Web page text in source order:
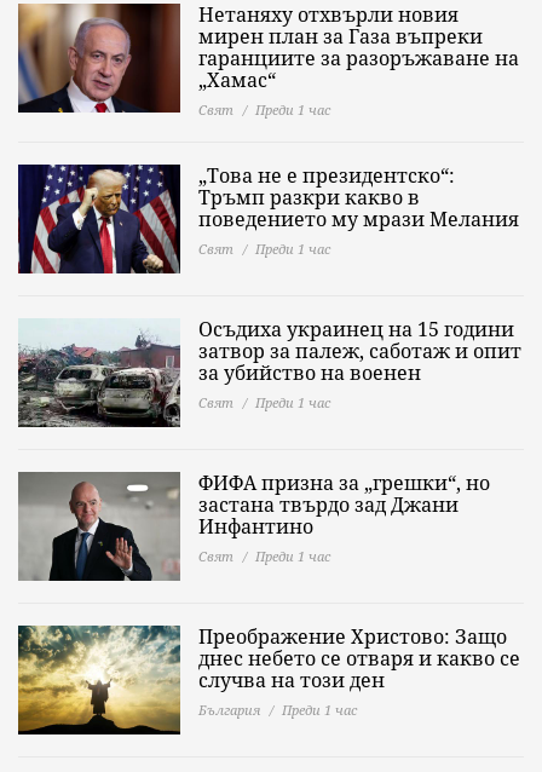
Нетаняху отхвърли новия
мирен план за Газа въпреки
гаранциите за разоръжаване на
„Хамас“
Свят Преди 1 час
„Това не е президентско“:
Тръмп разкри какво в
поведението му мрази Мелания
Свят Преди 1 час
Осъдиха украинец на 15 години
затвор за палеж, саботаж и опит
за убийство на военен
Свят Преди 1 час
ФИФА призна за „грешки“, но
застана твърдо зад Джани
Инфантино
Свят Преди 1 час
Преображение Христово: Защо
днес небето се отваря и какво се
случва на този ден
България Преди 1 час